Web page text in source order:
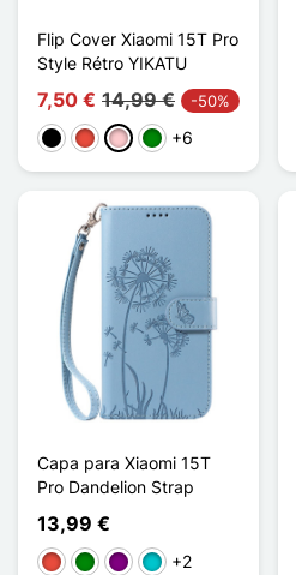
Flip Cover Xiaomi 15T Pro
Style Rétro YIKATU
7,50 € 14,99 € -50%
PretoVermelho
RosaVerde
+6
Capa para Xiaomi 15T
Pro Dandelion Strap
13,99 €
Vermelho
VerdePúrpuraTurquesa
+2